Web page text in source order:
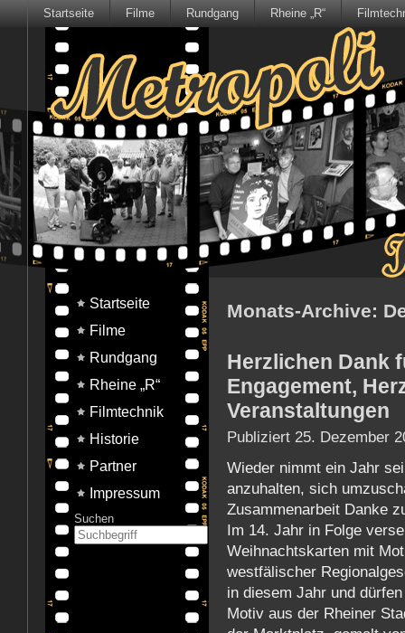
Startseite Filme Rundgang Rheine „R“
Startseite
Filme
Rundgang
Rheine „R“
Filmtechnik
Historie
Partner
Impressum
Suchen
Monats-Archive:
Herzlichen Dank
Engagement,
Veranstaltungen
Publiziert 25. Dezember
Wieder nimmt ein Jahr
anzuhalten, sich
Zusammenarbeit Danke
Im 14. Jahr in Folge
Weihnachtskarten mit
westfälischer
in diesem Jahr und
Motiv aus der Rheiner